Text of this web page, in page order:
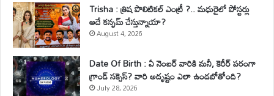
Trisha : త్రిష పొలిటికల్ ఎంట్రీ ?.. మధురైలో పోస్టర్లు
అదే కన్ఫమ్ చేస్తున్నాయా?
August 4, 2026
Date Of Birth : ఏ నెంబర్ వారికి మనీ, కెరీర్ పరంగా
గ్రాండ్ సక్సెస్? వారి అదృష్టం ఎలా ఉండబోతోంది?
July 28, 2026